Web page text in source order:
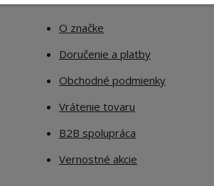
O značke
Doručenie a platby
Obchodné podmienky
Vrátenie tovaru
B2B spolupráca
Vernostné akcie